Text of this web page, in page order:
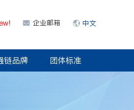
企业邮箱 中文
链品牌 团体标准